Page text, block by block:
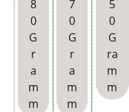
8
0
G
r
a
m
m
7
0
G
ra
m
m
5
0
G
ra
m
m